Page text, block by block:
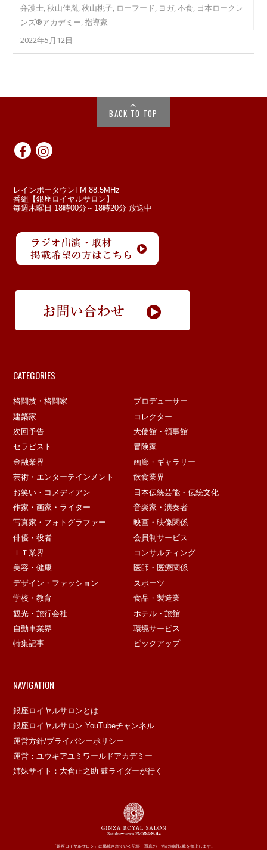
弁護士,秋山佳胤,秋山桃子, ローフード, ヨガ,不食, 日本ロークレ
ンズ®︎アカデミー,指導家
2022年5月12日
BACK TO TOP
レインボータウンFM 88.5MHz
番組【銀座ロイヤルサロン】
毎週木曜日 18時00分～18時20分 放送中
CATEGORIES
格闘技・格闘家
プロデューサー
建築家
コレクター
次回予告
大使館・領事館
セラピスト
冒険家
金融業界
画廊・ギャラリー
芸術・エンターテインメント
飲食業界
お笑い・コメディアン
日本伝統芸能・伝統文化
作家・画家・ライター
音楽家・演奏者
写真家・フォトグラファー
映画・映像関係
俳優・役者
会員制サービス
ＩＴ業界
コンサルティング
美容・健康
医師・医療関係
デザイン・ファッション
スポーツ
学校・教育
食品・製造業
観光・旅行会社
ホテル・旅館
自動車業界
環境サービス
特集記事
ピックアップ
NAVIGATION
銀座ロイヤルサロンとは
銀座ロイヤルサロン YouTubeチャンネル
運営方針/プライバシーポリシー
運営：ユウキアユミワールドアカデミー
姉妹サイト：大倉正之助 鼓ライダーが行く
「銀座ロイヤルサロン」に掲載されている記事・写真の一切の無断転載を禁止します。